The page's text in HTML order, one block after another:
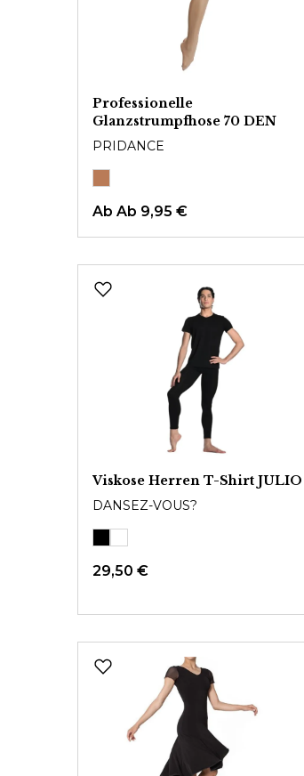
Professionelle
Glanzstrumpfhose 70 DEN
PRIDANCE
Ab Ab 9,95 €
Viskose Herren T-Shirt JULIO
DANSEZ-VOUS?
29,50 €